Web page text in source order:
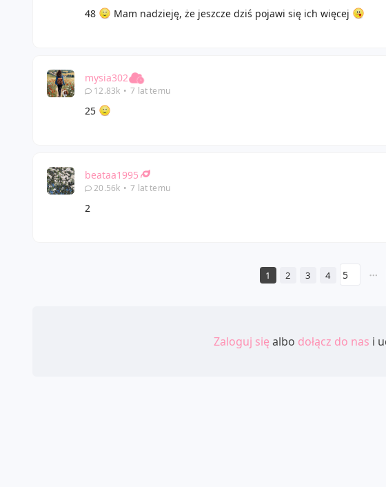
48 Mam nadzieję, że jeszcze dziś pojawi się ich więcej
mysia302
12.83k • 7 lat temu
25
beataa1995
20.56k • 7 lat temu
2
1 2 3 4
Zaloguj się albo dołącz do nas i